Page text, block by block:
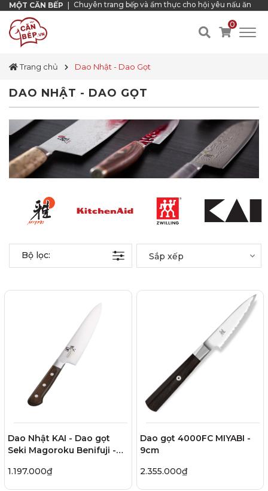
MỘT CĂN BẾP Chuyên trang bếp và ẩm thực cho hội yêu nấu ăn
0
Trang chủ Dao Nhật - Dao Gọt
DAO NHẬT - DAO GỌT
Bộ lọc: Sắp xếp
Dao Nhật KAI - Dao gọt
Seki Magoroku Benifuji -
1.197.000₫
Dao gọt 4000FC MIYABI -
9cm
2.355.000₫